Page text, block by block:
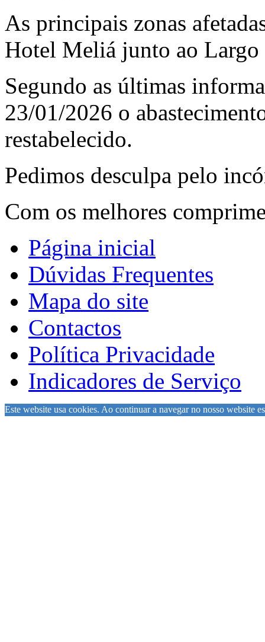
As principais zonas
Hotel Meliá junto ao Largo
Segundo as últimas
23/01/2026 o
restabelecido.
Pedimos desculpa pelo
Com os melhores
Página inicial
Dúvidas Frequentes
Mapa do site
Contactos
Política Privacidade
Indicadores de Serviço
Este website usa cookies. Ao continuar a navegar no nosso website